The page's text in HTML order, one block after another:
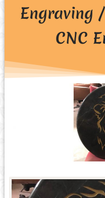
Engraving
CNC